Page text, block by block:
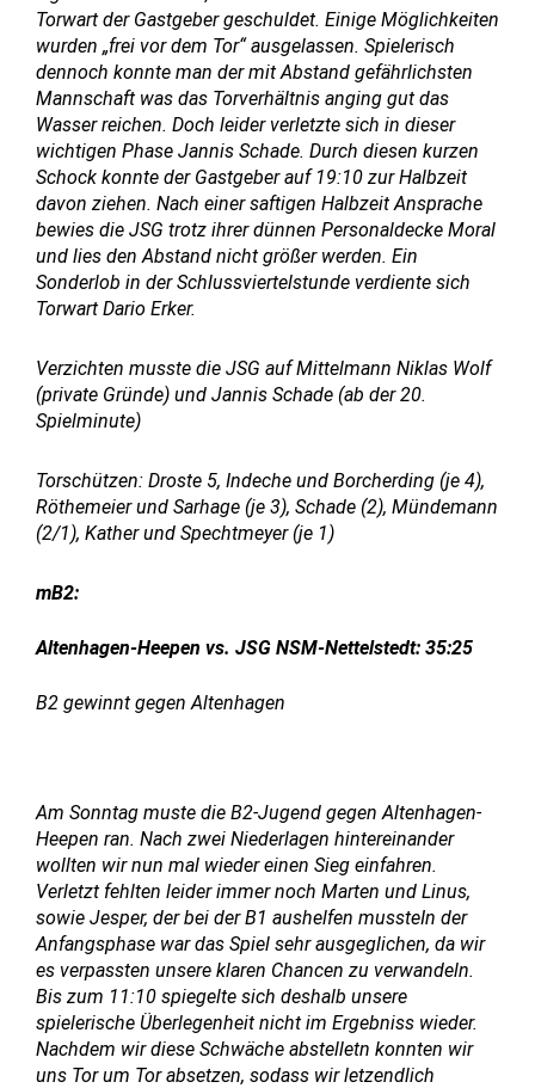
Torwart der Gastgeber geschuldet. Einige Möglichkeiten
wurden „frei vor dem Tor“ ausgelassen. Spielerisch
dennoch konnte man der mit Abstand gefährlichsten
Mannschaft was das Torverhältnis anging gut das
Wasser reichen. Doch leider verletzte sich in dieser
wichtigen Phase Jannis Schade. Durch diesen kurzen
Schock konnte der Gastgeber auf 19:10 zur Halbzeit
davon ziehen. Nach einer saftigen Halbzeit Ansprache
bewies die JSG trotz ihrer dünnen Personaldecke Moral
und lies den Abstand nicht größer werden. Ein
Sonderlob in der Schlussviertelstunde verdiente sich
Torwart Dario Erker.
Verzichten musste die JSG auf Mittelmann Niklas Wolf
(private Gründe) und Jannis Schade (ab der 20.
Spielminute)
Torschützen: Droste 5, Indeche und Borcherding (je 4),
Röthemeier und Sarhage (je 3), Schade (2), Mündemann
(2/1), Kather und Spechtmeyer (je 1)
mB2:
Altenhagen-Heepen vs. JSG NSM-Nettelstedt: 35:25
B2 gewinnt gegen Altenhagen
Am Sonntag muste die B2-Jugend gegen Altenhagen-
Heepen ran. Nach zwei Niederlagen hintereinander
wollten wir nun mal wieder einen Sieg einfahren.
Verletzt fehlten leider immer noch Marten und Linus,
sowie Jesper, der bei der B1 aushelfen mussteIn der
Anfangsphase war das Spiel sehr ausgeglichen, da wir
es verpassten unsere klaren Chancen zu verwandeln.
Bis zum 11:10 spiegelte sich deshalb unsere
spielerische Überlegenheit nicht im Ergebniss wieder.
Nachdem wir diese Schwäche abstelletn konnten wir
uns Tor um Tor absetzen, sodass wir letzendlich